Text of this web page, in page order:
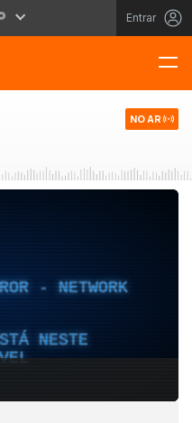
Entrar
NO AR